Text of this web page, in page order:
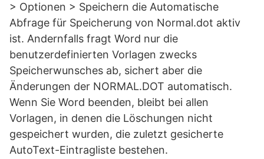
> Optionen > Speichern die Automatische
Abfrage für Speicherung von Normal.dot aktiv
ist. Andernfalls fragt Word nur die
benutzerdefinierten Vorlagen zwecks
Speicherwunsches ab, sichert aber die
Änderungen der NORMAL.DOT automatisch.
Wenn Sie Word beenden, bleibt bei allen
Vorlagen, in denen die Löschungen nicht
gespeichert wurden, die zuletzt gesicherte
AutoText-Eintragliste bestehen.